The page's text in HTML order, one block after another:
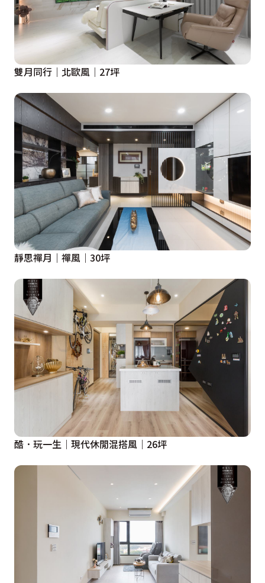
雙月同行｜北歐風｜27坪
靜思禪月｜禪風｜30坪
酷．玩一生｜現代休閒混搭風｜26坪